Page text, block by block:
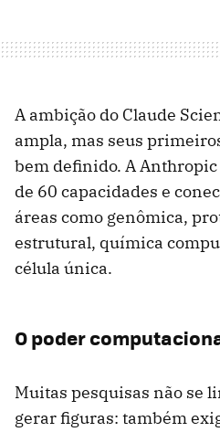
A ambição do Claude
ampla, mas seus
bem definido. A
de 60 capacidades e
áreas como genômica,
estrutural, química
célula única.
O poder
Muitas pesquisas não se
gerar figuras: também